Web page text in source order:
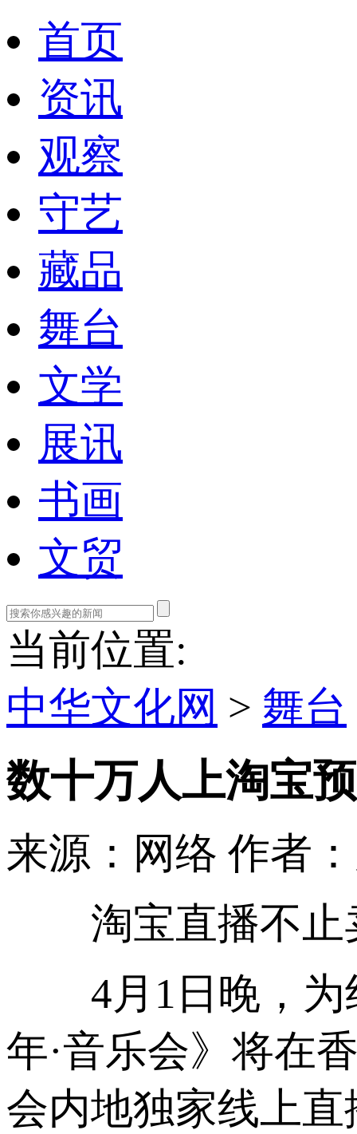
首页
资讯
观察
守艺
藏品
舞台
文学
展讯
书画
文贸
当前位置:
中华文化网 > 舞台
数十万人上淘宝
来源：网络 作者
淘宝直播不止
4月1日晚，为
年·音乐会》将在
会内地独家线上